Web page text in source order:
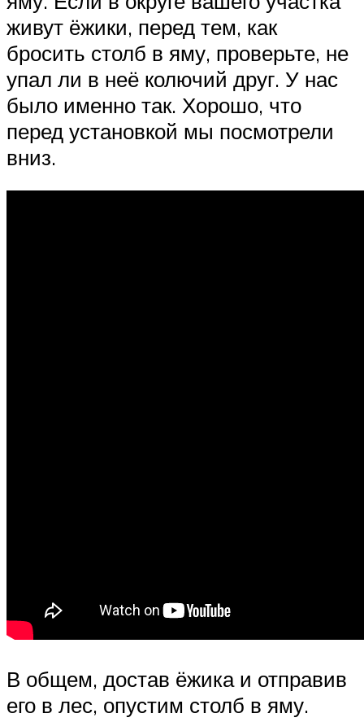
живут ёжики, перед тем, как
бросить столб в яму, проверьте, не
упал ли в неё колючий друг. У нас
было именно так. Хорошо, что
перед установкой мы посмотрели
вниз.
В общем, достав ёжика и отправив
его в лес, опустим столб в яму.